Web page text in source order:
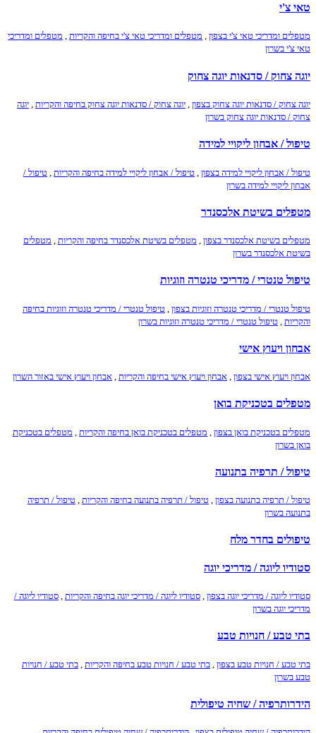
טאי צ'י
מטפלים ומדריכי טאי צ'י בצפון , מטפלים ומדריכי טאי צ'י בחיפה והקריות , מטפלים ומדריכי
טאי צ'י בשרון
יוגה צחוק / סדנאות יוגה צחוק
יוגה צחוק / סדנאות יוגה צחוק בצפון יוגה צחוק / סדנאות יוגה צחוק בחיפה והקריות
יוגה
צחוק / סדנאות יוגה צחוק בשרון
טיפול / אבחון ליקויי למידה
טיפול / אבחון ליקויי למידה בצפון טיפול / אבחון ליקויי למידה בחיפה והקריות
טיפול /
אבחון ליקויי למידה בשרון
מטפלים בשיטת אלכסנדר
מטפלים בשיטת אלכסנדר בצפון , מטפלים בשיטת אלכסנדר בחיפה והקריות , מטפלים
בשיטת אלכסנדר בשרון
טיפול טנטרי / מדריכי טנטרה וזוגיות
טיפול טנטרי / מדריכי טנטרה וזוגיות בצפון טיפול טנטרי / מדריכי טנטרה וזוגיות בחיפה
והקריות
טיפול טנטרי / מדריכי טנטרה וזוגיות בשרון
אבחון ויעוץ אישי
אבחון ויעוץ אישי בצפון , אבחון ויעוץ אישי בחיפה והקריות , אבחון ויעוץ אישי באזור השרון
מטפלים בטכניקת בואן
מטפלים בטכניקת בואן בצפון מטפלים בטכניקת בואן בחיפה והקריות
מטפלים בטכניקת
בואן בשרון
טיפול / תרפיה בתנועה
טיפול / תרפיה בתנועה בצפון , טיפול / תרפיה בתנועה בחיפה והקריות , טיפול / תרפיה
בתנועה בשרון
טיפולים בחדר מלח
סטודיו ליוגה / מדריכי יוגה
סטודיו ליוגה / מדריכי יוגה בצפון סטודיו ליוגה / מדריכי יוגה בחיפה והקריות
סטודיו ליוגה /
מדריכי יוגה בשרון
בתי טבע / חנויות טבע
בתי טבע / חנויות טבע בצפון בתי טבע / חנויות טבע בחיפה והקריות
בתי טבע / חנויות
טבע בשרון
הידרותרפיה / שחיה טיפולית